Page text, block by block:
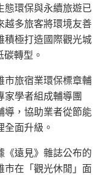
態環保與永續旅遊已
越多旅客將環境友善
積極打造國際觀光城
轉型。
市旅宿業環保標章輔
家學者組成輔導團
導，協助業者從節能
面升級。
《遠見》雜誌公布的
市在「觀光休閒」面